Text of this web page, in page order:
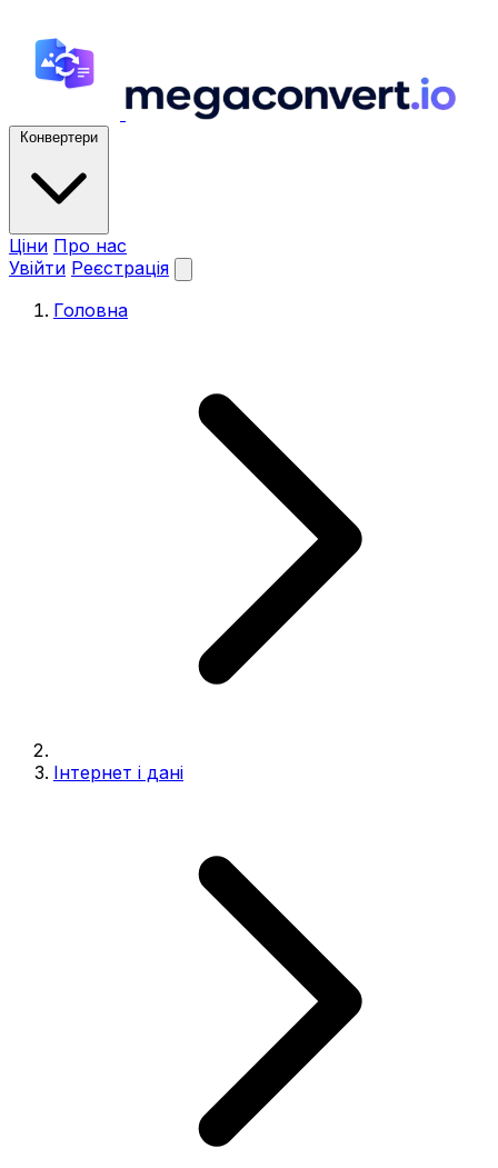
Конвертери
Ціни Про нас
Увійти Реєстрація
Головна
Інтернет і дані